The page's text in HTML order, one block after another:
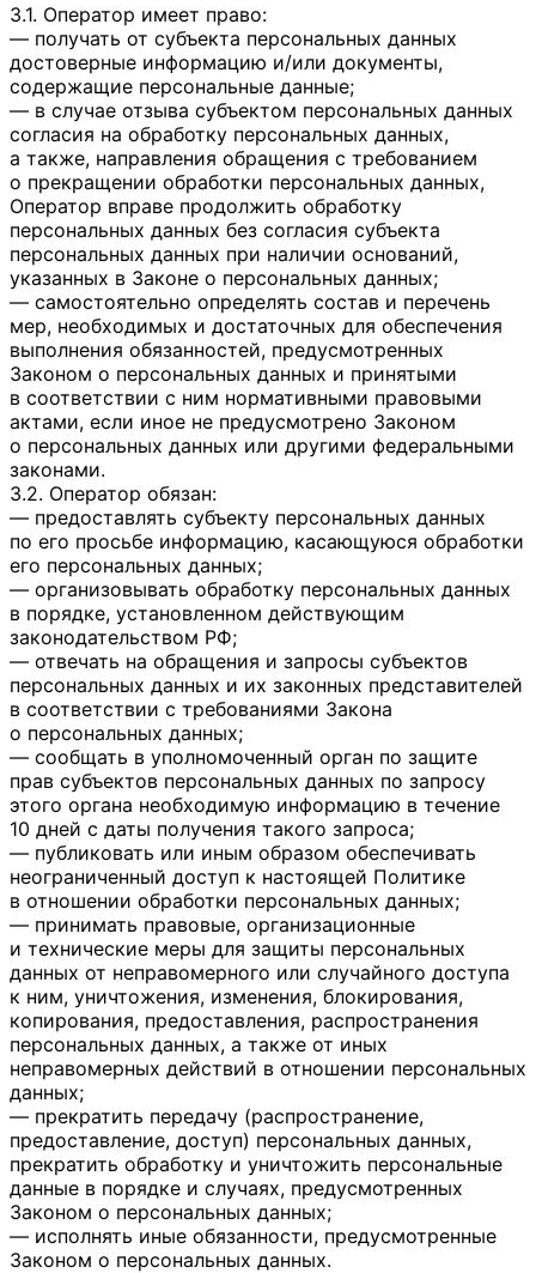
3.1. Оператор имеет право:
— получать от субъекта персональных данных
достоверные информацию и/или документы,
содержащие персональные данные;
— в случае отзыва субъектом персональных данных
согласия на обработку персональных данных,
а также, направления обращения с требованием
о прекращении обработки персональных данных,
Оператор вправе продолжить обработку
персональных данных без согласия субъекта
персональных данных при наличии оснований,
указанных в Законе о персональных данных;
— самостоятельно определять состав и перечень
мер, необходимых и достаточных для обеспечения
выполнения обязанностей, предусмотренных
Законом о персональных данных и принятыми
в соответствии с ним нормативными правовыми
актами, если иное не предусмотрено Законом
о персональных данных или другими федеральными
законами.
3.2. Оператор обязан:
— предоставлять субъекту персональных данных
по его просьбе информацию, касающуюся обработки
его персональных данных;
— организовывать обработку персональных данных
в порядке, установленном действующим
законодательством РФ;
— отвечать на обращения и запросы субъектов
персональных данных и их законных представителей
в соответствии с требованиями Закона
о персональных данных;
— сообщать в уполномоченный орган по защите
прав субъектов персональных данных по запросу
этого органа необходимую информацию в течение
10 дней с даты получения такого запроса;
— публиковать или иным образом обеспечивать
неограниченный доступ к настоящей Политике
в отношении обработки персональных данных;
— принимать правовые, организационные
и технические меры для защиты персональных
данных от неправомерного или случайного доступа
к ним, уничтожения, изменения, блокирования,
копирования, предоставления, распространения
персональных данных, а также от иных
неправомерных действий в отношении персональных
данных;
— прекратить передачу (распространение,
предоставление, доступ) персональных данных,
прекратить обработку и уничтожить персональные
данные в порядке и случаях, предусмотренных
Законом о персональных данных;
— исполнять иные обязанности, предусмотренные
Законом о персональных данных.